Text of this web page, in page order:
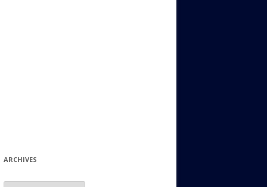
ARCHIVES
Archives